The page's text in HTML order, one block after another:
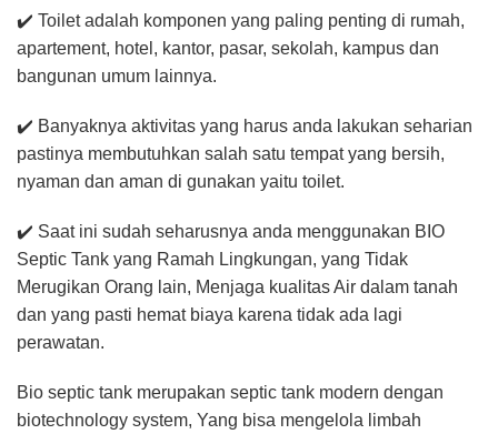
✔️ Toilet adalah komponen yang paling penting di rumah,
apartement, hotel, kantor, pasar, sekolah, kampus dan
bangunan umum lainnya.
✔️ Banyaknya aktivitas yang harus anda lakukan seharian
pastinya membutuhkan salah satu tempat yang bersih,
nyaman dan aman di gunakan yaitu toilet.
✔️ Saat ini sudah seharusnya anda menggunakan BIO
Septic Tank yang Ramah Lingkungan, yang Tidak
Merugikan Orang lain, Menjaga kualitas Air dalam tanah
dan yang pasti hemat biaya karena tidak ada lagi
perawatan.
Bio septic tank merupakan septic tank modern dengan
biotechnology system, Yang bisa mengelola limbah